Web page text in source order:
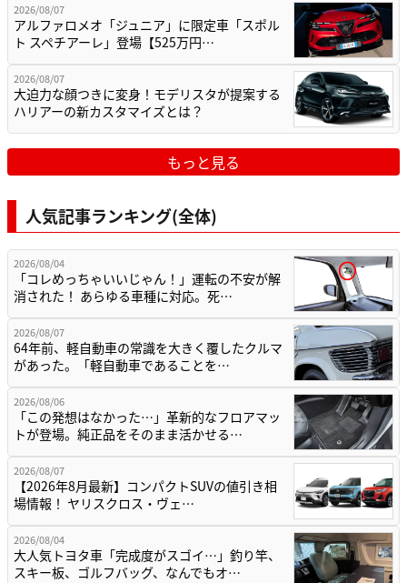
2026/08/07
アルファロメオ「ジュニア」に限定車「スポル
ト スペチアーレ」登場【525万円…
2026/08/07
大迫力な顔つきに変身！モデリスタが提案する
ハリアーの新カスタマイズとは？
もっと見る
人気記事ランキング(全体)
2026/08/04
「コレめっちゃいいじゃん！」運転の不安が解
消された！ あらゆる車種に対応。死…
2026/08/07
64年前、軽自動車の常識を大きく覆したクルマ
があった。「軽自動車であることを…
2026/08/06
「この発想はなかった…」革新的なフロアマッ
トが登場。純正品をそのまま活かせる…
2026/08/07
【2026年8月最新】コンパクトSUVの値引き相
場情報！ ヤリスクロス・ヴェ…
2026/08/04
大人気トヨタ車「完成度がスゴイ…」釣り竿、
スキー板、ゴルフバッグ、なんでもオ…